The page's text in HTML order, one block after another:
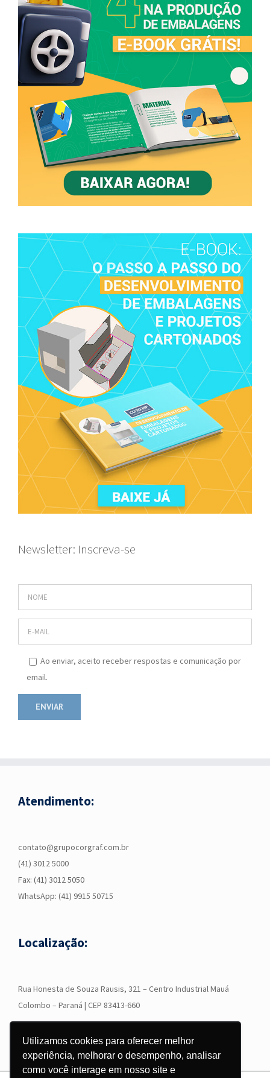
Utilizamos cookies para oferecer melhor
experiência, melhorar o desempenho, analisar
como você interage em nosso site e
Newsletter: Inscreva-se
Ao enviar, aceito receber respostas e comunicação por
email.
Atendimento:
contato@grupocorgraf.com.br
(41) 3012 5000
Fax: (41) 3012 5050
WhatsApp: (41) 9915 50715
Localização:
Rua Honesta de Souza Rausis, 321 – Centro Industrial Mauá
Colombo – Paraná | CEP 83413-660